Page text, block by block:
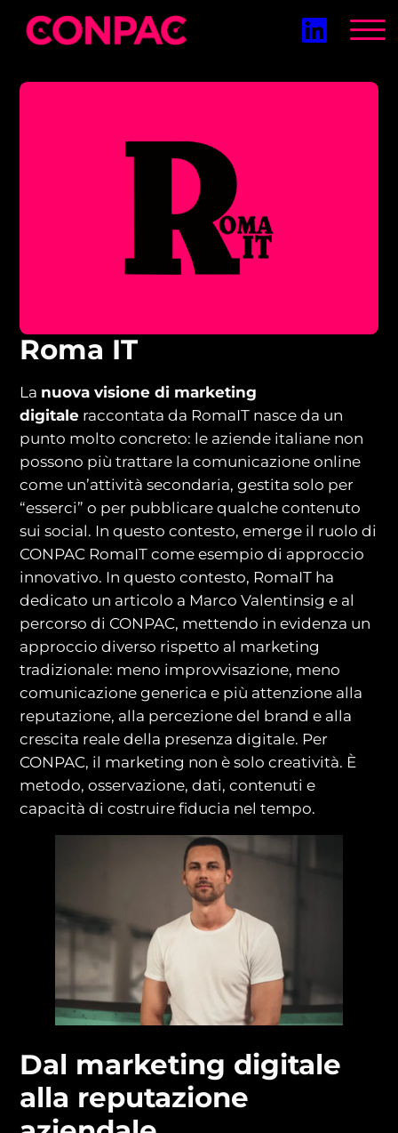
Roma IT
La nuova visione di marketing
digitale raccontata da RomaIT nasce da un
punto molto concreto: le aziende italiane non
possono più trattare la comunicazione online
come un’attività secondaria, gestita solo per
“esserci” o per pubblicare qualche contenuto
sui social. In questo contesto, emerge il ruolo di
CONPAC RomaIT come esempio di approccio
innovativo. In questo contesto, RomaIT ha
dedicato un articolo a Marco Valentinsig e al
percorso di CONPAC, mettendo in evidenza un
approccio diverso rispetto al marketing
tradizionale: meno improvvisazione, meno
comunicazione generica e più attenzione alla
reputazione, alla percezione del brand e alla
crescita reale della presenza digitale. Per
CONPAC, il marketing non è solo creatività. È
metodo, osservazione, dati, contenuti e
capacità di costruire fiducia nel tempo.
Dal marketing digitale
alla reputazione